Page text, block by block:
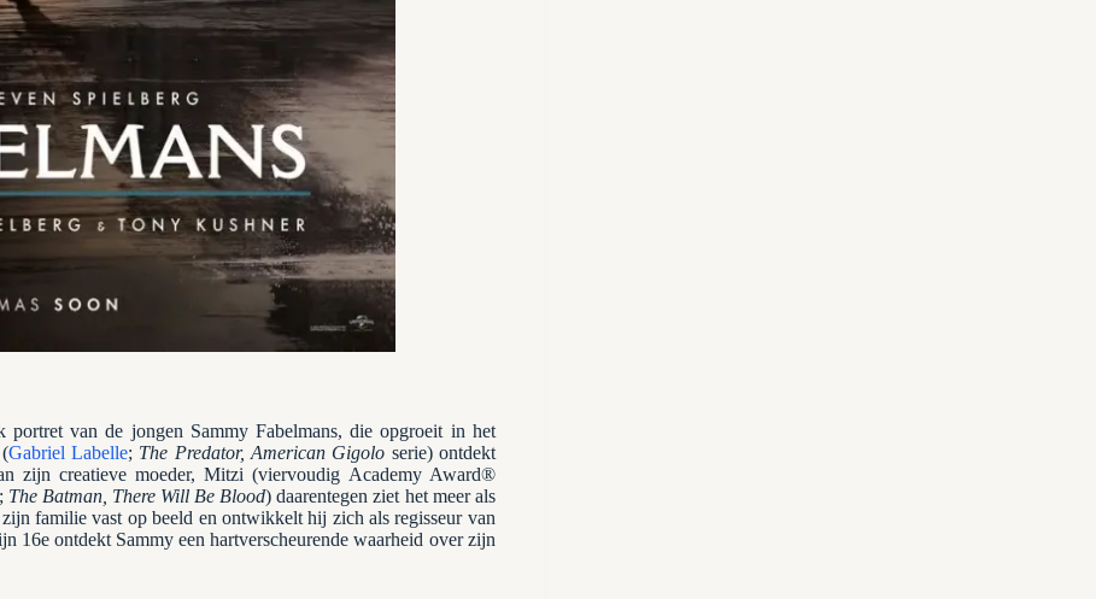
van de jongen Sammy Fabelmans, die opgroeit in het
Gabriel Labelle; The Predator, American Gigolo serie) ontdekt
zijn creatieve moeder, Mitzi (viervoudig Academy Award®
The Batman, There Will Be Blood) daarentegen ziet het meer als
familie vast op beeld en ontwikkelt hij zich als regisseur van
16e ontdekt Sammy een hartverscheurende waarheid over zijn